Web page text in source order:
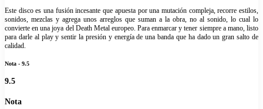
Este disco es una fusión incesante que apuesta por una mutación compleja, recorre estilos,
sonidos, mezclas y agrega unos arreglos que suman a la obra, no al sonido, lo cual lo
convierte en una joya del Death Metal europeo. Para enmarcar y tener siempre a mano, listo
para darle al play y sentir la presión y energía de una banda que ha dado un gran salto de
calidad.
Nota - 9.5
9.5
Nota